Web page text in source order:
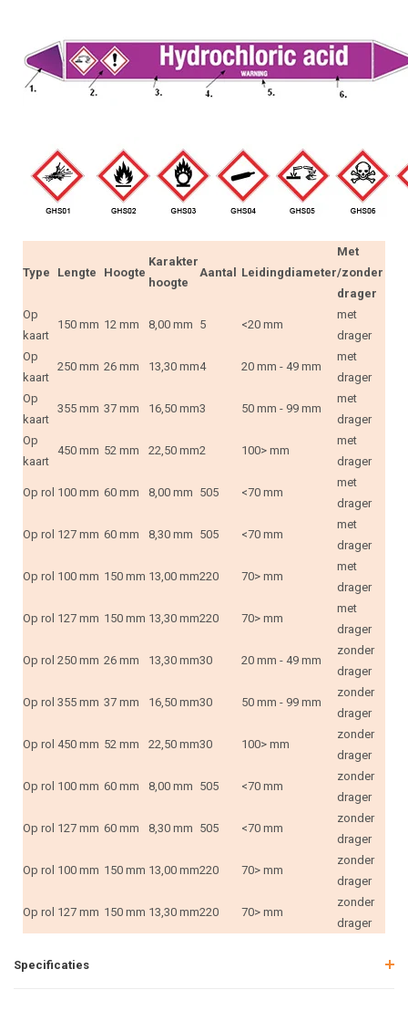
Type Lengte Hoogte
Karakter
hoogte
Aantal Leidingdiameter
Met
/zonder
drager
Op
kaart
150 mm 12 mm 8,00 mm 5 <20 mm
met
drager
Op
kaart
250 mm 26 mm 13,30 mm4 20 mm - 49 mm
met
drager
Op
kaart
355 mm 37 mm 16,50 mm3 50 mm - 99 mm
met
drager
Op
kaart
450 mm 52 mm 22,50 mm2 100> mm
met
drager
Op rol 100 mm 60 mm 8,00 mm 505 <70 mm
met
drager
Op rol 127 mm 60 mm 8,30 mm 505 <70 mm
met
drager
Op rol 100 mm 150 mm 13,00 mm220 70> mm
met
drager
Op rol 127 mm 150 mm 13,30 mm220 70> mm
met
drager
Op rol 250 mm 26 mm 13,30 mm30 20 mm - 49 mm
zonder
drager
Op rol 355 mm 37 mm 16,50 mm30 50 mm - 99 mm
zonder
drager
Op rol 450 mm 52 mm 22,50 mm30 100> mm
zonder
drager
Op rol 100 mm 60 mm 8,00 mm 505 <70 mm
zonder
drager
Op rol 127 mm 60 mm 8,30 mm 505 <70 mm
zonder
drager
Op rol 100 mm 150 mm 13,00 mm220 70> mm
zonder
drager
Op rol 127 mm 150 mm 13,30 mm220 70> mm
zonder
drager
Specificaties